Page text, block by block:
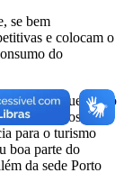
se bem
e colocam o
do
de destaque como
dos vizinhos sul-
para o turismo
boa parte do
da sede Porto